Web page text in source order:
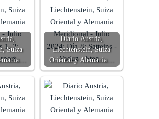
Suiza
Diario Austria,
Liechtenstein, Suiza
Oriental y Alemania…